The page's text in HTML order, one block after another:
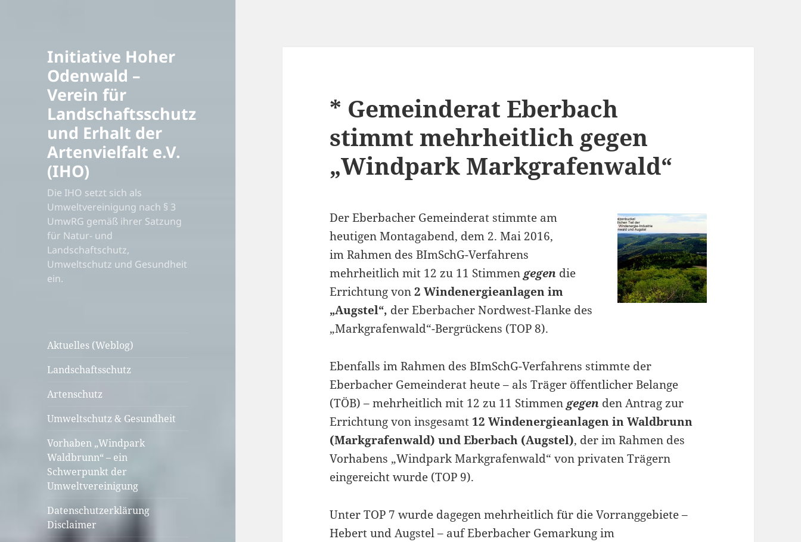
Initiative Hoher
Odenwald –
Verein für
Landschaftsschutz
und Erhalt der
Artenvielfalt e.V.
(IHO)
Die IHO setzt sich als
Umweltvereinigung nach § 3
UmwRG gemäß ihrer Satzung
für Natur- und
Landschaftschutz,
Umweltschutz und Gesundheit
ein.
Aktuelles (Weblog)
Landschaftsschutz
Artenschutz
Umweltschutz & Gesundheit
Vorhaben „Windpark
Waldbrunn“ – ein
Schwerpunkt der
Umweltvereinigung
Datenschutzerklärung
Disclaimer
* Gemeinderat Eberbach
stimmt mehrheitlich gegen
„Windpark Markgrafenwald“
Der Eberbacher Gemeinderat stimmte am
heutigen Montagabend, dem 2. Mai 2016,
im Rahmen des BImSchG-Verfahrens
mehrheitlich mit 12 zu 11 Stimmen gegen die
Errichtung von2 Windenergieanlagen im
„Augstel“, der Eberbacher Nordwest-Flanke des
„Markgrafenwald“-Bergrückens (TOP 8).
Ebenfalls im Rahmen des BImSchG-Verfahrens stimmte der
Eberbacher Gemeinderat heute – als Träger öffentlicher Belange
(TÖB) – mehrheitlich mit 12 zu 11 Stimmen gegen den Antrag zur
Errichtung von insgesamt 12 Windenergieanlagen in Waldbrunn
(Markgrafenwald) und Eberbach (Augstel), der im Rahmen des
Vorhabens „Windpark Markgrafenwald“ von privaten Trägern
eingereicht wurde (TOP 9).
Unter TOP 7 wurde dagegen mehrheitlich für die Vorranggebiete –
Hebert und Augstel – auf Eberbacher Gemarkung im